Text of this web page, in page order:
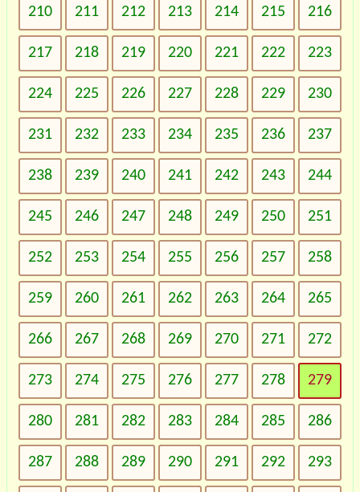
210 211 212 213 214 215 216
217 218 219 220 221 222 223
224 225 226 227 228 229 230
231 232 233 234 235 236 237
238 239 240 241 242 243 244
245 246 247 248 249 250 251
252 253 254 255 256 257 258
259 260 261 262 263 264 265
266 267 268 269 270 271 272
273 274 275 276 277 278 279
280 281 282 283 284 285 286
287 288 289 290 291 292 293